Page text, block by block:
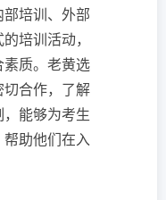
培训、外部
培训活动，
质。老黄选
合作，了解
能够为考生
助他们在入